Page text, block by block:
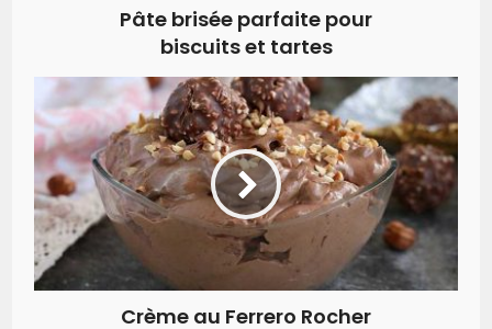
Pâte brisée parfaite pour
biscuits et tartes
Crème au Ferrero Rocher